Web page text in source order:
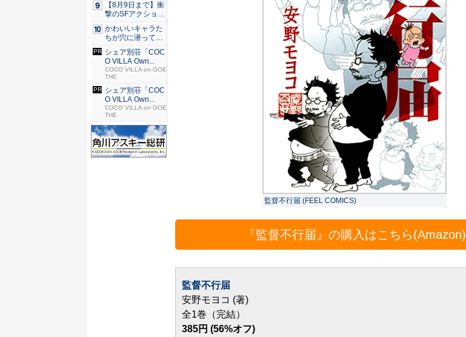
監督不行届 (FEEL COMICS)
『監督不行届』の購入はこちら(Amazon)
監督不行届
安野モヨコ (著)
全1巻（完結）
385円 (56%オフ)
【8月9日まで】衝
撃のSFアクション
『G...
かわいいキャラた
ちが穴に潜ってひ
どい目に...
シェア別荘「COC
O VILLA Own...
COCO VILLA on GOE
THE
シェア別荘「COC
O VILLA Own...
COCO VILLA on GOE
THE